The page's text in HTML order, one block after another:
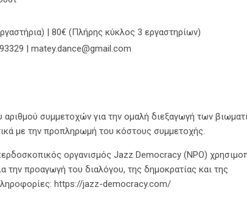
| 80€ (Πλήρης κύκλος 3 εργαστηρίων)
| matey.dance@gmail.com
συμμετοχών για την ομαλή διεξαγωγή των
με την προπληρωμή του κόστους συμμετοχής.
οργανισμός Jazz Democracy (NPO)
προαγωγή του διαλόγου, της δημοκρατίας και της
https://jazz-democracy.com/